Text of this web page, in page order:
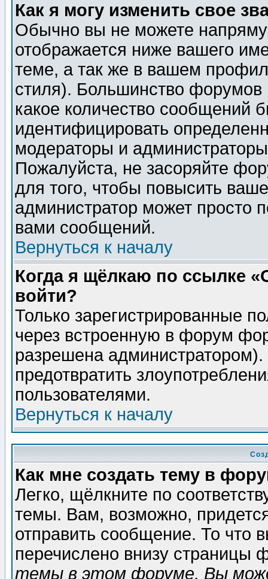
Как я могу изменить свое
Обычно вы не можете
отображается ниже вашего
теме, а так же в вашем
стиля). Большинство форумов
какое количество сообщений
идентифицировать
модераторы и
Пожалуйста, не засоряйте
для того, чтобы повысить
администратор может просто
вами сообщений.
Вернуться к началу
Когда я щёлкаю по ссылке
войти?
Только зарегистрированные
через встроенную в форум
разрешена
предотвратить
пользователями.
Вернуться к началу
Как мне создать тему в
Легко, щёлкните по
темы. Вам, возможно,
отправить сообщение. То что
перечислено внизу страницы
темы в этом форуме, Вы